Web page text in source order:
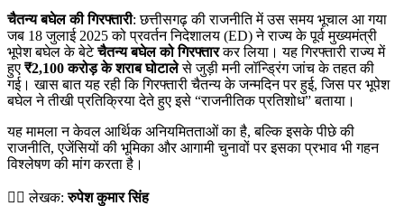
चैतन्य बघेल की गिरफ्तारी: छत्तीसगढ़ की राजनीति में उस समय भूचाल आ गया
जब 18 जुलाई 2025 को प्रवर्तन निदेशालय (ED) ने राज्य के पूर्व मुख्यमंत्री
भूपेश बघेल के बेटेचैतन्य बघेल को गिरफ्तारकर लिया। यह गिरफ्तारी राज्य में
हुए ₹2,100 करोड़ के शराब घोटालेसे जुड़ी मनी लॉन्ड्रिंग जांच के तहत की
गई। खास बात यह रही कि गिरफ्तारी चैतन्य के जन्मदिन पर हुई, जिस पर भूपेश
बघेल ने तीखी प्रतिक्रिया देते हुए इसे “राजनीतिक प्रतिशोध” बताया।
यह मामला न केवल आर्थिक अनियमितताओं का है, बल्कि इसके पीछे की
राजनीति, एजेंसियों की भूमिका और आगामी चुनावों पर इसका प्रभाव भी गहन
विश्लेषण की मांग करता है।
✍🏻 लेखक:रुपेश कुमार सिंह